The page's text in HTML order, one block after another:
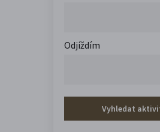
Odjíždím
Vyhledat